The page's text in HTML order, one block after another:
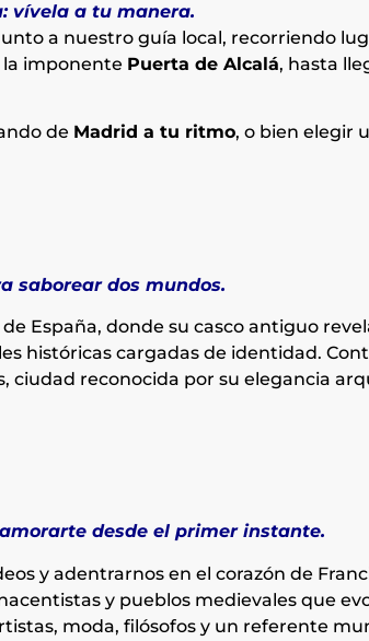
vívela a tu manera.
a nuestro guía local, recorriendo
la imponente Puerta de Alcalá, hasta
de Madrid a tu ritmo, o bien elegir
saborear dos mundos.
España, donde su casco antiguo
históricas cargadas de identidad.
ciudad reconocida por su elegancia
desde el primer instante.
y adentrarnos en el corazón de
y pueblos medievales que
moda, filósofos y un referente